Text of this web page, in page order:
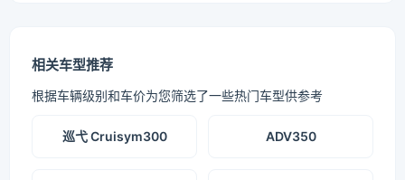
相关车型推荐
根据车辆级别和车价为您筛选了一些热门车型供参考
巡弋 Cruisym300 ADV350